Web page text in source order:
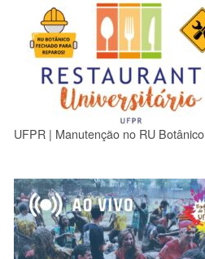
UFPR | Manutenção no RU Botânico